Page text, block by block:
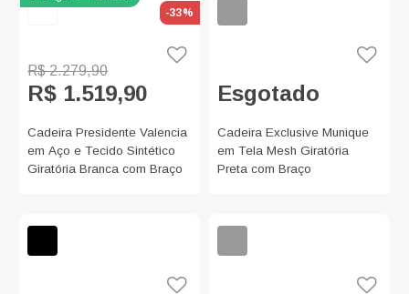
-33%
R$ 2.279,90
R$ 1.519,90
Cadeira Presidente Valencia
em Aço e Tecido Sintético
Giratória Branca com Braço
Esgotado
Cadeira Exclusive Munique
em Tela Mesh Giratória
Preta com Braço